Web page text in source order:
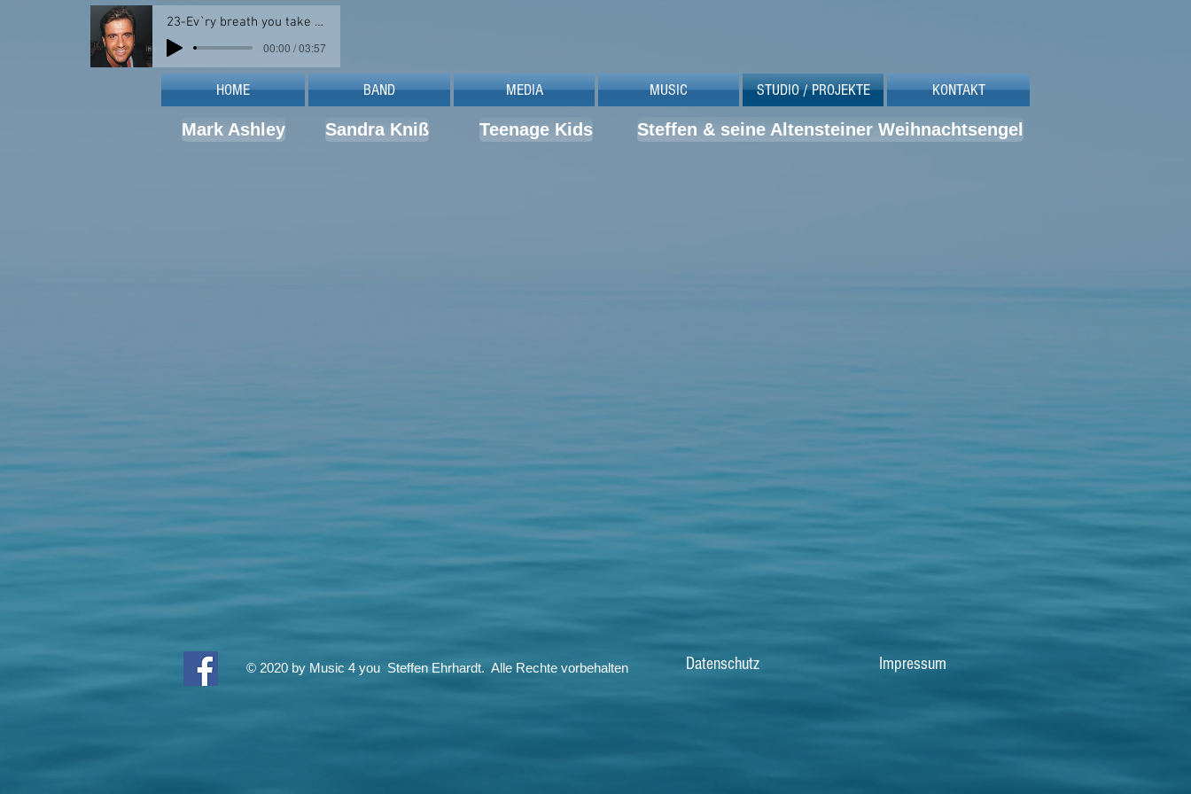
23-Ev`ry breath you take _ Steffen
00:00 / 03:57
HOME BAND MEDIA MUSIC STUDIO / PROJEKTE KONTAKT
Mark Ashley Sandra Kniß Teenage Kids Steffen & seine Altensteiner Weihnachtsengel
© 2020 by Music 4 you Steffen Ehrhardt. Alle Rechte vorbehalten Datenschutz Impressum